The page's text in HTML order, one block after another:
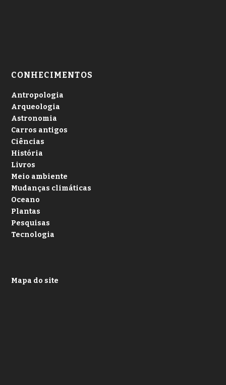
CONHECIMENTOS
Antropologia
Arqueologia
Astronomia
Carros antigos
Ciências
História
Livros
Meio ambiente
Mudanças climáticas
Oceano
Plantas
Pesquisas
Tecnologia
Mapa do site